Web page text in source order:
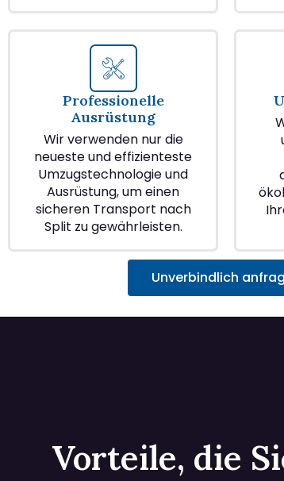
Professionelle
Ausrüstung
Wir verwenden nur die
neueste und effizienteste
Umzugstechnologie und
Ausrüstung, um einen
sicheren Transport nach
Split zu gewährleisten.
Unverbindlich
Vorteile, die